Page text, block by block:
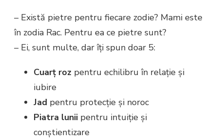
– Există pietre pentru fiecare zodie? Mami este
în zodia Rac. Pentru ea ce pietre sunt?
– Ei, sunt multe, dar îți spun doar 5:
Cuarț roz pentru echilibru în relație și
iubire
Jad pentru protecție și noroc
Piatra lunii pentru intuiție și
conștientizare